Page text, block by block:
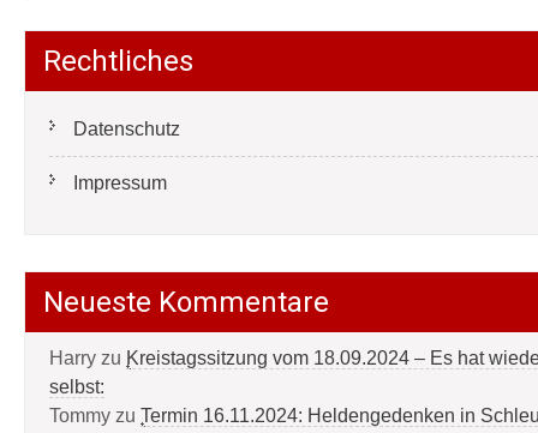
Rechtliches
Datenschutz
Impressum
Neueste Kommentare
Harry zu Kreistagssitzung vom 18.09.2024 – Es hat
selbst:
Tommy zu Termin 16.11.2024: Heldengedenken in